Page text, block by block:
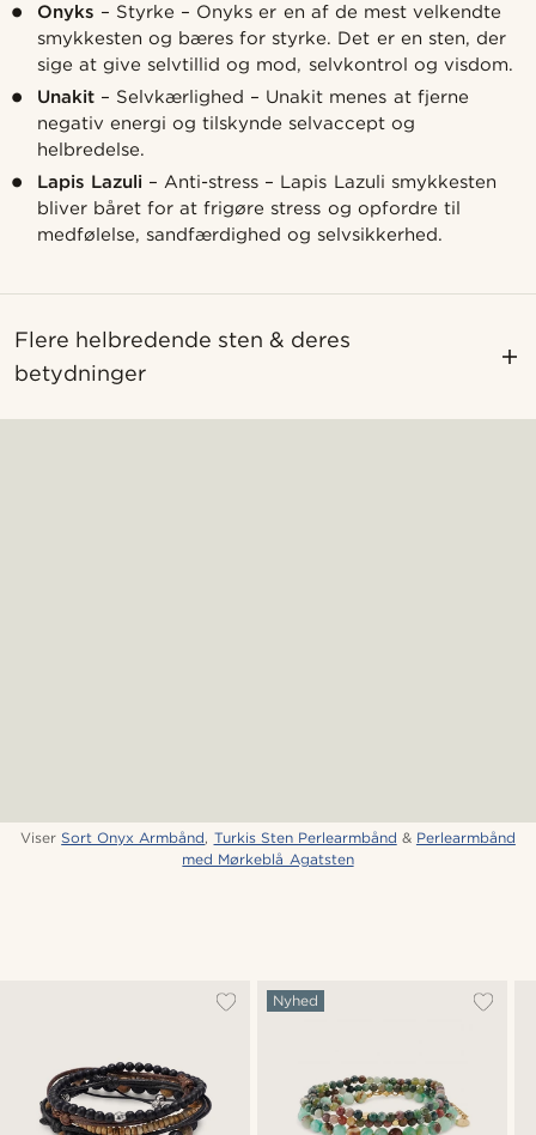
Onyks – Styrke – Onyks er en af de mest velkendte
smykkesten og bæres for styrke. Det er en sten, der
sige at give selvtillid og mod, selvkontrol og visdom.
Unakit– Selvkærlighed – Unakit menes at fjerne
negativ energi og tilskynde selvaccept og
helbredelse.
Lapis Lazuli – Anti-stress – Lapis Lazuli smykkesten
bliver båret for at frigøre stress og opfordre til
medfølelse, sandfærdighed og selvsikkerhed.
Flere helbredende sten & deres
betydninger
Viser Sort Onyx Armbånd, Turkis Sten Perlearmbånd & Perlearmbånd
med Mørkeblå Agatsten
Nyhed